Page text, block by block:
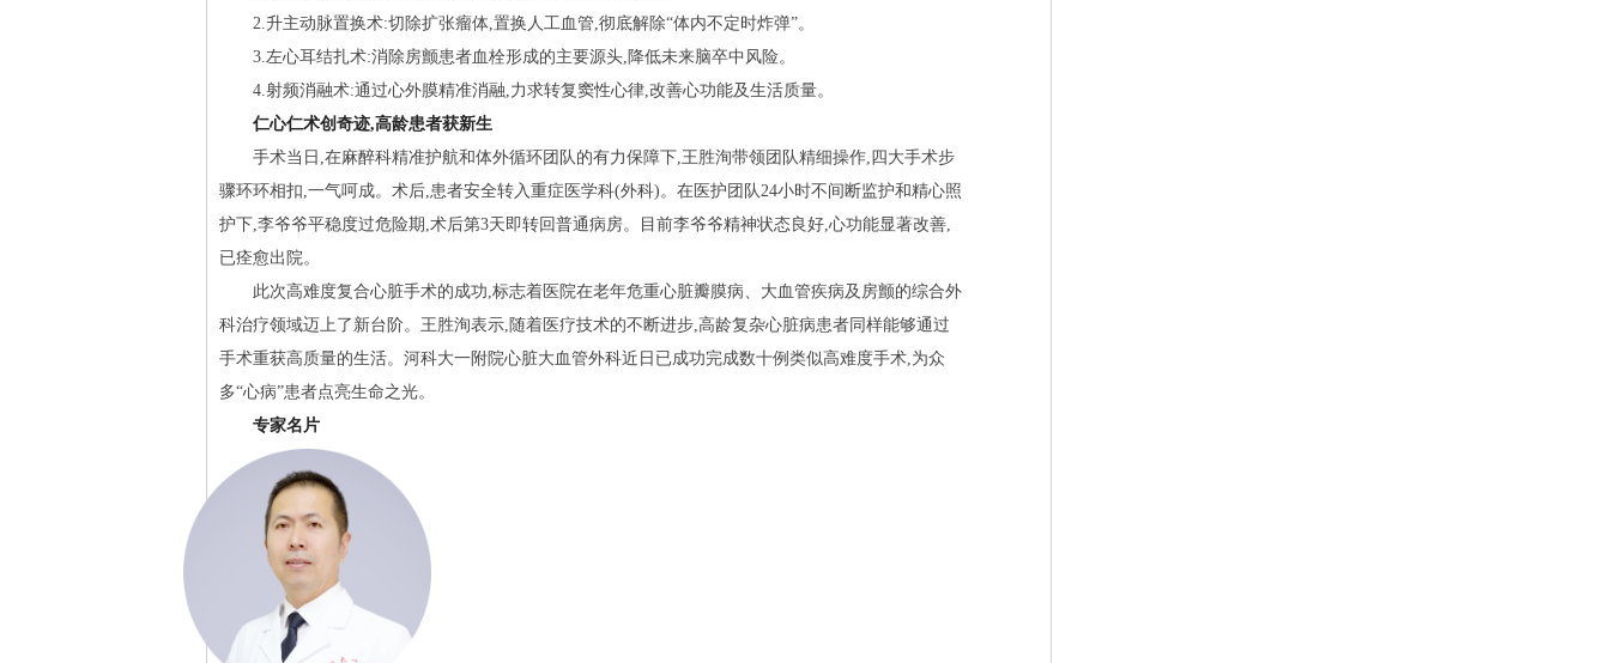
2.升主动脉置换术:切除扩张瘤体,置换人工血管,彻底解除“体内不定时炸弹”。
3.左心耳结扎术:消除房颤患者血栓形成的主要源头,降低未来脑卒中风险。
4.射频消融术:通过心外膜精准消融,力求转复窦性心律,改善心功能及生活质量。
仁心仁术创奇迹,高龄患者获新生
手术当日,在麻醉科精准护航和体外循环团队的有力保障下,王胜洵带领团队精细操作,四大手术步
骤环环相扣,一气呵成。术后,患者安全转入重症医学科(外科)。在医护团队24小时不间断监护和精心照
护下,李爷爷平稳度过危险期,术后第3天即转回普通病房。目前李爷爷精神状态良好,心功能显著改善,
已痊愈出院。
此次高难度复合心脏手术的成功,标志着医院在老年危重心脏瓣膜病、大血管疾病及房颤的综合外
科治疗领域迈上了新台阶。王胜洵表示,随着医疗技术的不断进步,高龄复杂心脏病患者同样能够通过
手术重获高质量的生活。河科大一附院心脏大血管外科近日已成功完成数十例类似高难度手术,为众
多“心病”患者点亮生命之光。
专家名片